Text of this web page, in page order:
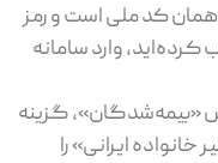
همان کد ملی است و رمز
وارد سامانه
«بیمه‌شدگان»، گزینه
ایرانی» را